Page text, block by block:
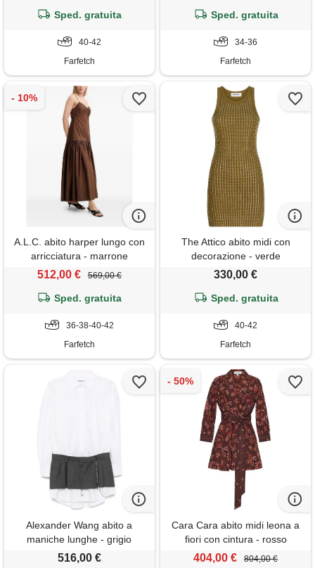
Sped. gratuita
40-42
Farfetch
Sped. gratuita
34-36
Farfetch
A.L.C. abito harper lungo con
arricciatura - marrone
512,00 € 569,00 €
Sped. gratuita
36-38-40-42
Farfetch
The Attico abito midi con
decorazione - verde
330,00 €
Sped. gratuita
40-42
Farfetch
Alexander Wang abito a
maniche lunghe - grigio
516,00 €
Cara Cara abito midi leona a
fiori con cintura - rosso
404,00 € 804,00 €